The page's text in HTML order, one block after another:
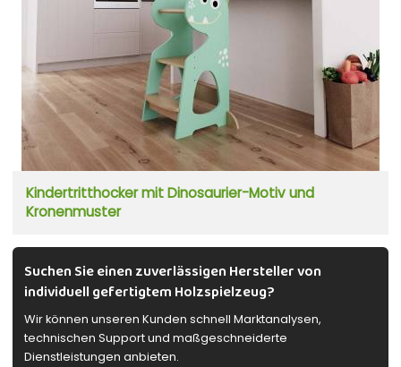
Kindertritthocker mit Dinosaurier-Motiv und
Kronenmuster
Suchen Sie einen zuverlässigen Hersteller von
individuell gefertigtem Holzspielzeug?
Wir können unseren Kunden schnell Marktanalysen,
technischen Support und maßgeschneiderte
Dienstleistungen anbieten.